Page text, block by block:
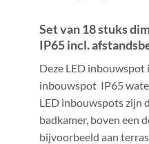
Set van 18 stuks
IP65 incl.
Deze LED
inbouwspot IP65
LED inbouwspots zijn
badkamer, boven een
bijvoorbeeld aan